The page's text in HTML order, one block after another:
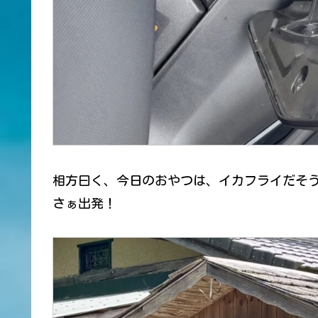
相方曰く、今日のおやつは、イカフライだそ
さぁ出発！